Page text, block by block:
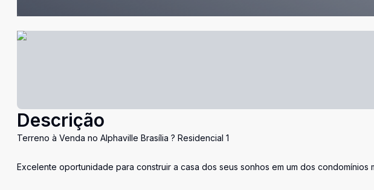
Descrição
Terreno à Venda no Alphaville Brasília ? Residencial 1
Excelente oportunidade para construir a casa dos seus sonhos em um dos condomínios